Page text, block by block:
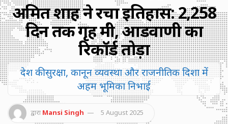
अमित शाह ने रचा इतिहास: 2,258
दिन तक गृह मंत्री, आडवाणी का
रिकॉर्ड तोड़ा
देश की सुरक्षा, कानून व्यवस्था और राजनीतिक दिशा में
अहम भूमिका निभाई
द्वारा Mansi Singh 5 August 2025